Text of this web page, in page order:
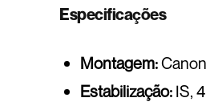
Especificações
Montagem:
Estabilização: IS,